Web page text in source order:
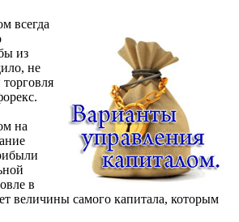
всегда
из
не
на
в
величины самого капитала, которым